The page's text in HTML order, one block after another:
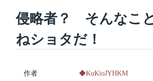
侵略者？ そんなこ
ねショタだ！
作者 ◆KuKioJYHKM